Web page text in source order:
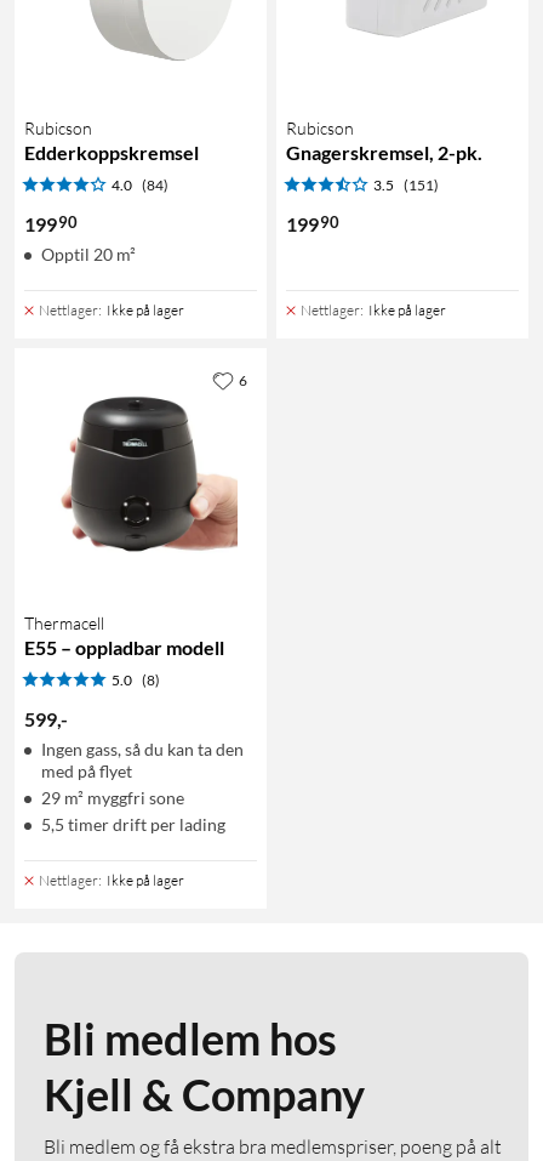
Rubicson
Edderkoppskremsel
4.0 (84)
19990
Opptil 20 m²
Nettlager: Ikke på lager
Rubicson
Gnagerskremsel, 2-pk.
3.5 (151)
19990
Nettlager: Ikke på lager
Thermacell
E55 – oppladbar modell
5.0 (8)
599,-
Ingen gass, så du kan ta den
med på flyet
29 m² myggfri sone
5,5 timer drift per lading
Nettlager: Ikke på lager
6
Bli medlem hos
Kjell & Company
Bli medlem og få ekstra bra medlemspriser, poeng på alt